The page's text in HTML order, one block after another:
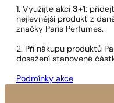
1. Využijte akci 3+1:
nejlevnější produkt z
značky Paris Perfumes.
2. Při nákupu produktů
dosažení stanovené
Podmínky akce